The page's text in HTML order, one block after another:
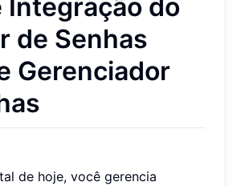
Integração do
de Senhas
Gerenciador
de hoje, você gerencia